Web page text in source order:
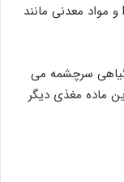
تمپه حاوی مقدار زیادی پروبیوتیک، ویتامین B و مواد معدنی مانند
گیاهی سرچشمه می
ماده مغذی دیگر